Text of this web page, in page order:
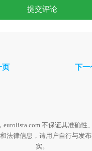
提交评论
页 下一
eurolista.com 不保证其准确性
法律信息，请用户自行与发
实。